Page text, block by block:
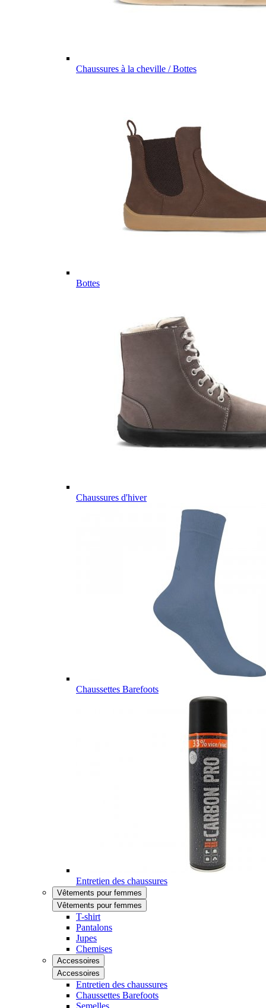
Chaussures à la cheville / Bottes
Bottes
Chaussures d'hiver
Chaussettes Barefoots
Entretien des chaussures
Vêtements pour femmes
Vêtements pour femmes
T-shirt
Pantalons
Jupes
Chemises
Accessoires
Accessoires
Entretien des chaussures
Chaussettes Barefoots
Semelles